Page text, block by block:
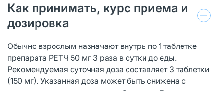
Как принимать, курс приема и
дозировка
Обычно взрослым назначают внутрь по 1 таблетке
препарата РЕТЧ 50 мг 3 раза в сутки до еды.
Рекомендуемая суточная доза составляет 3 таблетки
(150 мг). Указанная доза может быть снижена с